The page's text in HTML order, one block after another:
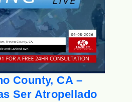
County, CA –
Ser Atropellado